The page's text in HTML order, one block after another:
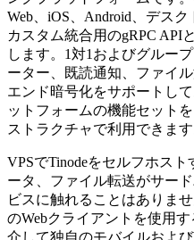
Web、iOS、Android、デス
カスタム統合用のgRPC API
します。1対1およびグルー
ーター、既読通知、ファイ
エンド暗号化をサポートし
ットフォームの機能セット
ストラクチャで利用できます
VPSでTinodeをセルフホス
ータ、ファイル転送がサー
ビスに触れることはありま
のWebクライアントを使用
介して独自のモバイルおよ